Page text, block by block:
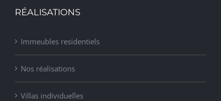
RÉALISATIONS
Immeubles residentiels
Nos réalisations
Villas individuelles